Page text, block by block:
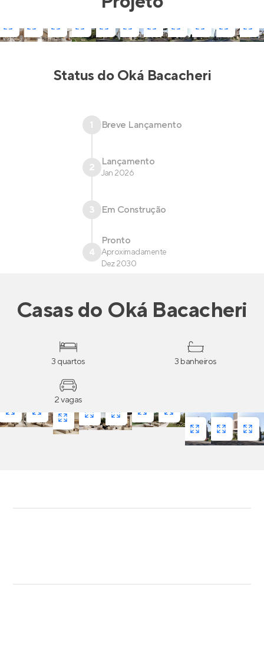
Status doOká Bacacheri
1 Breve Lançamento
2 Lançamento
Jan 2026
3 Em Construção
4
Pronto
Aproximadamente
Dez 2030
Casasdo Oká Bacacheri
3 quartos 3 banheiros
2 vagas